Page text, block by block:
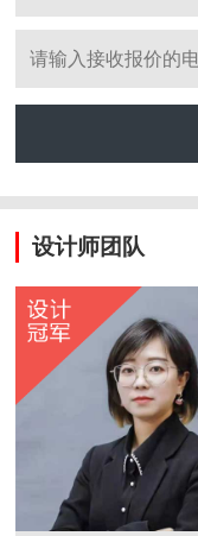
设计师团队